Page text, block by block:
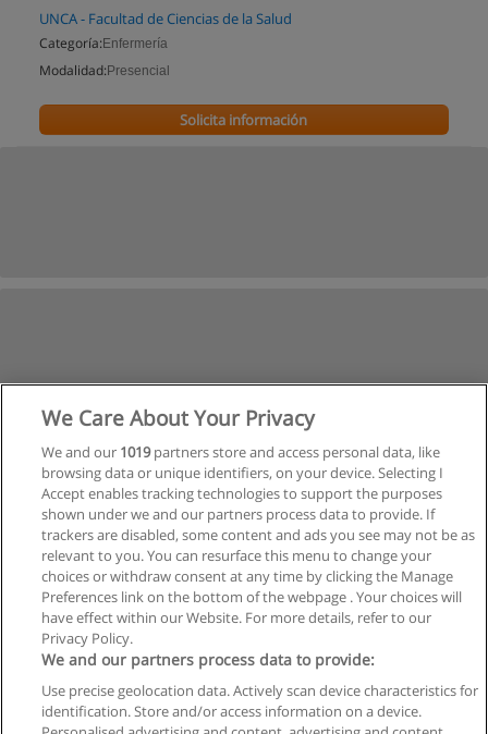
UNCA - Facultad de Ciencias de la Salud
Categoría: Enfermería
Modalidad: Presencial
Solicita información
Privacidad de datos
Contactar con Educaedu
We Care About Your Privacy
We and our 1019partners store and access personal data, like
browsing data or unique identifiers, on your device. Selecting I
Accept enables tracking technologies to support the purposes
shown under we and our partners process data to provide. If
trackers are disabled, some content and ads you see may not be as
relevant to you. You can resurface this menu to change your
choices or withdraw consent at any time by clicking the Manage
Preferences link on the bottom of the webpage . Your choices will
have effect within our Website. For more details, refer to our
Privacy Policy.
We and our partners process data to provide:
Use precise geolocation data. Actively scan device characteristics for
identification. Store and/or access information on a device.